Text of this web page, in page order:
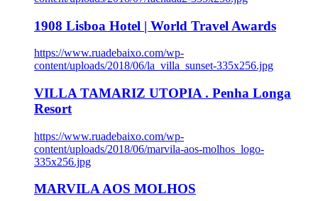
1908 Lisboa Hotel | World Travel Awards
https://www.ruadebaixo.com/wp-
content/uploads/2018/06/la_villa_sunset-335x256.jpg
VILLA TAMARIZ UTOPIA . Penha Longa
Resort
https://www.ruadebaixo.com/wp-
content/uploads/2018/06/marvila-aos-molhos_logo-
335x256.jpg
MARVILA AOS MOLHOS